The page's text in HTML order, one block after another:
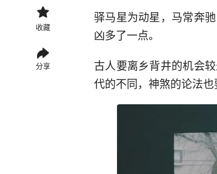
收藏
分享
驿马星为动星，马常奔
凶多了一点。
古人要离乡背井的机会
代的不同，神煞的论法